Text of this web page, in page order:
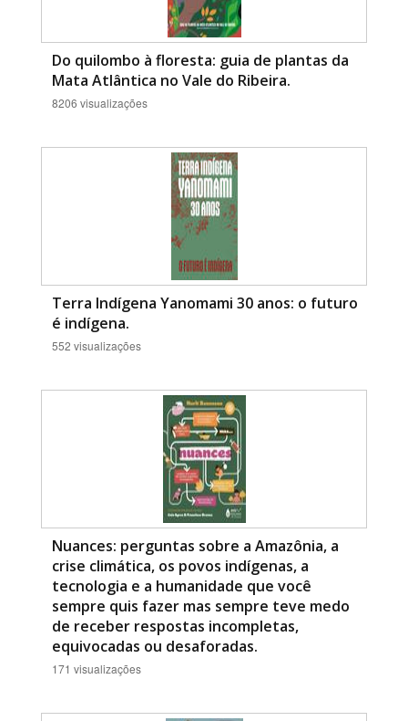
Do quilombo à floresta: guia de plantas da
Mata Atlântica no Vale do Ribeira.
8206 visualizações
Terra Indígena Yanomami 30 anos: o futuro
é indígena.
552 visualizações
Nuances: perguntas sobre a Amazônia, a
crise climática, os povos indígenas, a
tecnologia e a humanidade que você
sempre quis fazer mas sempre teve medo
de receber respostas incompletas,
equivocadas ou desaforadas.
171 visualizações